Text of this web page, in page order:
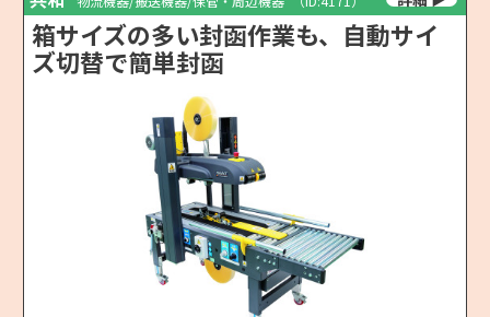
箱サイズの多い封函作業も、自動サイ
ズ切替で簡単封函